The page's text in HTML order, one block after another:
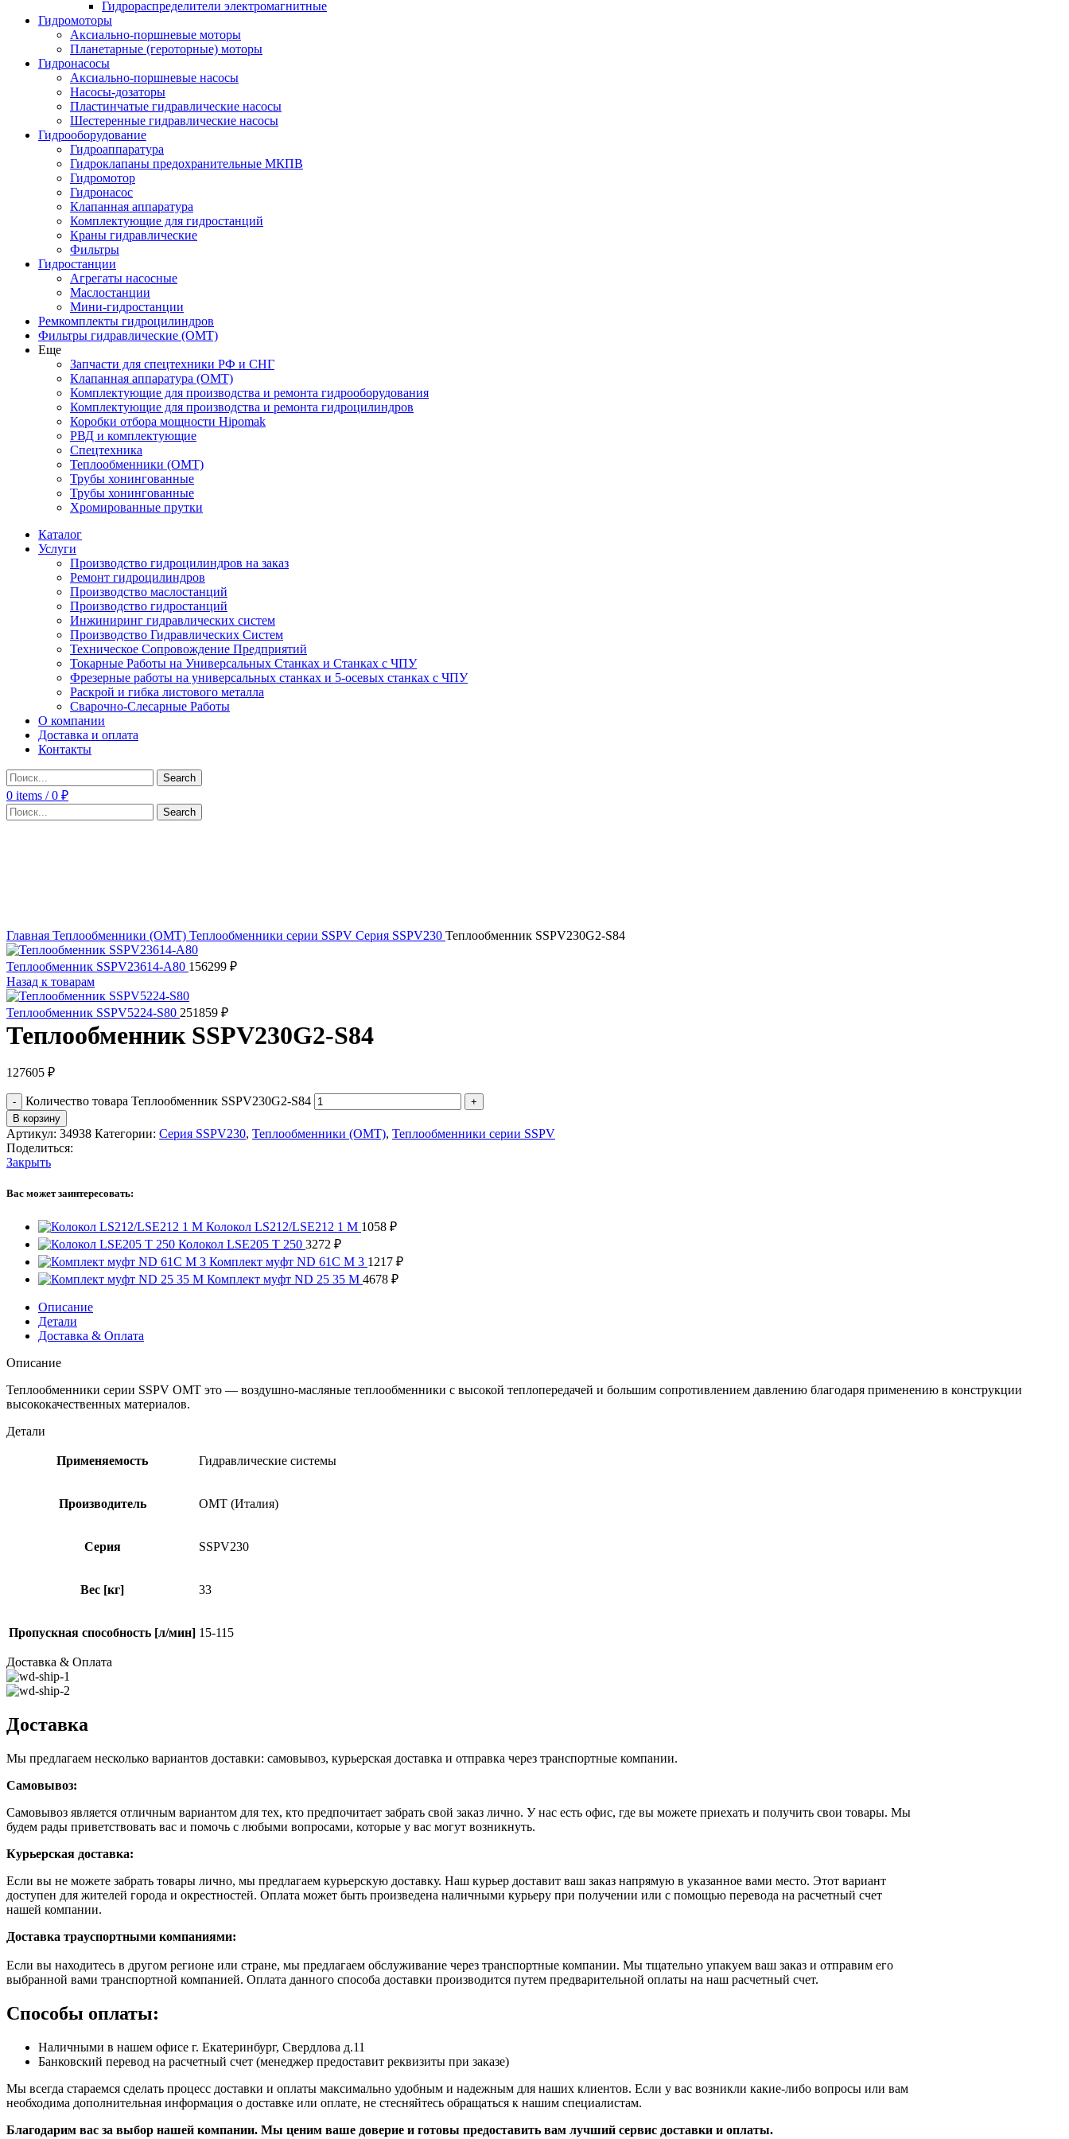
Гидрораспределители электромагнитные
Гидромоторы
Аксиально-поршневые моторы
Планетарные (героторные) моторы
Гидронасосы
Аксиально-поршневые насосы
Насосы-дозаторы
Пластинчатые гидравлические насосы
Шестеренные гидравлические насосы
Гидрооборудование
Гидроаппаратура
Гидроклапаны предохранительные МКПВ
Гидромотор
Гидронасос
Клапанная аппаратура
Комплектующие для гидростанций
Краны гидравлические
Фильтры
Гидростанции
Агрегаты насосные
Маслостанции
Мини-гидростанции
Ремкомплекты гидроцилиндров
Фильтры гидравлические (OMT)
Еще
Запчасти для спецтехники РФ и СНГ
Клапанная аппаратура (OMT)
Комплектующие для производства и ремонта гидрооборудования
Комплектующие для производства и ремонта гидроцилиндров
Коробки отбора мощности Hipomak
РВД и комплектующие
Спецтехника
Теплообменники (OMT)
Трубы хонингованные
Трубы хонингованные
Хромированные прутки
Каталог
Услуги
Производство гидроцилиндров на заказ
Ремонт гидроцилиндров
Производство маслостанций
Производство гидростанций
Инжиниринг гидравлических систем
Производство Гидравлических Систем
Техническое Сопровождение Предприятий
Токарные Работы на Универсальных Станках и Станках с ЧПУ
Фрезерные работы на универсальных станках и 5-осевых станках с ЧПУ
Раскрой и гибка листового металла
Сварочно-Слесарные Работы
О компании
Доставка и оплата
Контакты
Search
0 items / 0 ₽
Search
Главная Теплообменники (OMT) Теплообменники серии SSPV Серия SSPV230 Теплообменник SSPV230G2-S84
Теплообменник SSPV23614-A80 156299 ₽
Назад к товарам
Теплообменник SSPV5224-S80 251859 ₽
Теплообменник SSPV230G2-S84
127605 ₽
Количество товара Теплообменник SSPV230G2-S84
В корзину
Артикул: 34938 Категории: Серия SSPV230, Теплообменники (OMT), Теплообменники серии SSPV
Поделиться:
Закрыть
Вас может заинтересовать:
Колокол LS212/LSE212 1 M 1058 ₽
Колокол LSE205 T 250 3272 ₽
Комплект муфт ND 61C M 3 1217 ₽
Комплект муфт ND 25 35 M 4678 ₽
Описание
Детали
Доставка & Оплата
Описание
Теплообменники серии SSPV OMT это — воздушно-масляные теплообменники с высокой теплопередачей и большим сопротивлением давлению благодаря применению в конструкции
высококачественных материалов.
Детали
Применяемость Гидравлические системы
Производитель OMT (Италия)
Серия SSPV230
Вес [кг] 33
Пропускная способность [л/мин] 15-115
Доставка & Оплата
Доставка
Мы предлагаем несколько вариантов доставки: самовывоз, курьерская доставка и отправка через транспортные компании.
Самовывоз:
Самовывоз является отличным вариантом для тех, кто предпочитает забрать свой заказ лично. У нас есть офис, где вы можете приехать и получить свои товары. Мы
будем рады приветствовать вас и помочь с любыми вопросами, которые у вас могут возникнуть.
Курьерская доставка:
Если вы не можете забрать товары лично, мы предлагаем курьерскую доставку. Наш курьер доставит ваш заказ напрямую в указанное вами место. Этот вариант
доступен для жителей города и окрестностей. Оплата может быть произведена наличными курьеру при получении или с помощью перевода на расчетный счет
нашей компании.
Доставка траyспортными компаниями:
Если вы находитесь в другом регионе или стране, мы предлагаем обслуживание через транспортные компании. Мы тщательно упакуем ваш заказ и отправим его
выбранной вами транспортной компанией. Оплата данного способа доставки производится путем предварительной оплаты на наш расчетный счет.
Способы оплаты:
Наличными в нашем офисе г. Екатеринбург, Свердлова д.11
Банковский перевод на расчетный счет (менеджер предоставит реквизиты при заказе)
Мы всегда стараемся сделать процесс доставки и оплаты максимально удобным и надежным для наших клиентов. Если у вас возникли какие-либо вопросы или вам
необходима дополнительная информация о доставке или оплате, не стесняйтесь обращаться к нашим специалистам.
Благодарим вас за выбор нашей компании. Мы ценим ваше доверие и готовы предоставить вам лучший сервис доставки и оплаты.